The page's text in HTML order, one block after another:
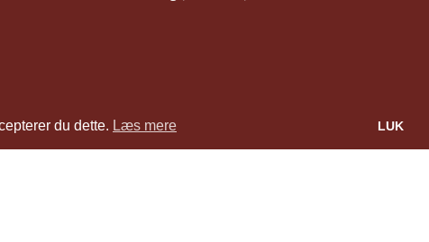
du dette. Læs mere LUK